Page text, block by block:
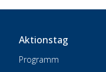
Aktionstag
Programm